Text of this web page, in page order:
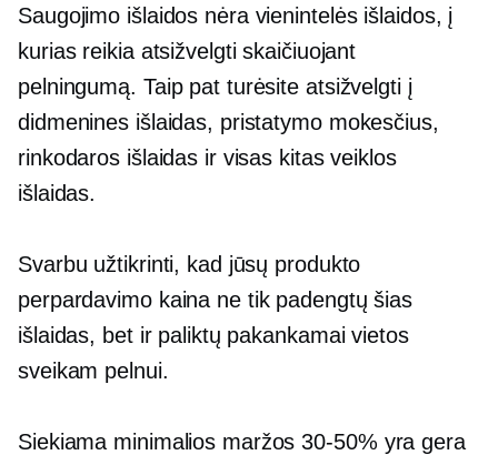
Saugojimo išlaidos nėra vienintelės išlaidos, į
kurias reikia atsižvelgti skaičiuojant
pelningumą. Taip pat turėsite atsižvelgti į
didmenines išlaidas, pristatymo mokesčius,
rinkodaros išlaidas ir visas kitas veiklos
išlaidas.
Svarbu užtikrinti, kad jūsų produkto
perpardavimo kaina ne tik padengtų šias
išlaidas, bet ir paliktų pakankamai vietos
sveikam pelnui.
Siekiama minimalios maržos30-50% yra gera